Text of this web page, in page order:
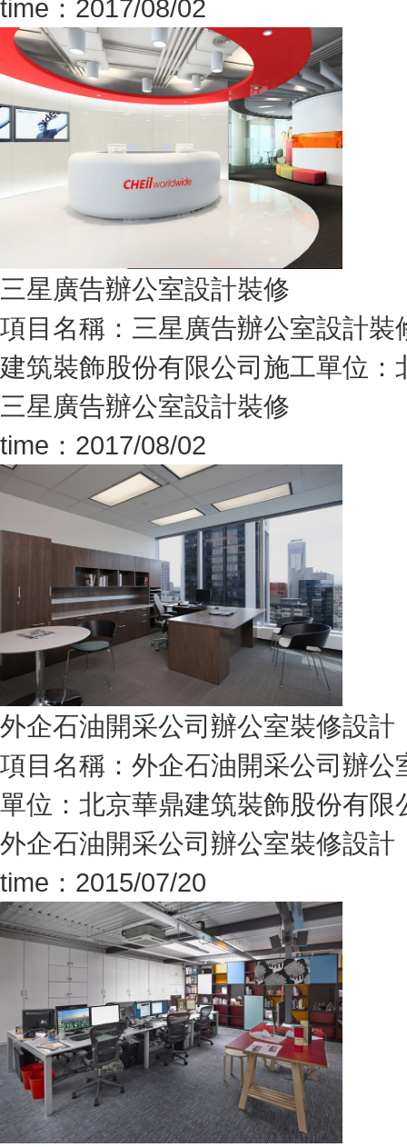
time：2017/08/02
三星廣告辦公室設計裝修
項目名稱：三星廣告辦公室設計
建筑裝飾股份有限公司施工單位
三星廣告辦公室設計裝修
time：2017/08/02
外企石油開采公司辦公室裝修設計
項目名稱：外企石油開采公司辦
單位：北京華鼎建筑裝飾股份有限
外企石油開采公司辦公室裝修設計
time：2015/07/20